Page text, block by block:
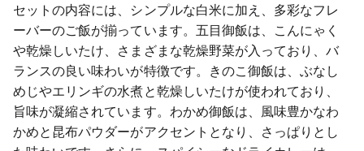
セットの内容には、シンプルな白米に加え、多彩なフレ
ーバーのご飯が揃っています。五目御飯は、こんにゃく
や乾燥しいたけ、さまざまな乾燥野菜が入っており、バ
ランスの良い味わいが特徴です。きのこ御飯は、ぶなし
めじやエリンギの水煮と乾燥しいたけが使われており、
旨味が凝縮されています。わかめ御飯は、風味豊かなわ
かめと昆布パウダーがアクセントとなり、さっぱりとし